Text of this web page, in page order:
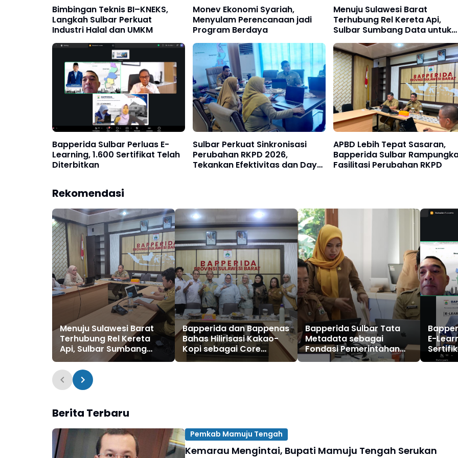
Bimbingan Teknis BI–KNEKS,
Langkah Sulbar Perkuat
Industri Halal dan UMKM
Monev Ekonomi Syariah,
Menyulam Perencanaan jadi
Program Berdaya
Menuju Sulawesi Barat
Terhubung Rel Kereta Api,
Sulbar Sumbang Data untuk
Masterplan 2026
Bapperida Sulbar Perluas E-
Learning, 1.600 Sertifikat Telah
Diterbitkan
Sulbar Perkuat Sinkronisasi
Perubahan RKPD 2026,
Tekankan Efektivitas dan Daya
APBD Lebih Tepat Sasaran,
Bapperida Sulbar
Fasilitasi Perubahan RKPD
Rekomendasi
Menuju Sulawesi Barat
Terhubung Rel Kereta
Api, Sulbar Sumbang
Data untuk Masterplan
2026
Bapperida dan Bappenas
Bahas Hilirisasi Kakao-
Kopi sebagai Core
Competence Sulbar
Bapperida Sulbar Tata
Metadata sebagai
Fondasi Pemerintahan
Digital
E-
Berita Terbaru
Pemkab Mamuju Tengah
Kemarau Mengintai, Bupati Mamuju Tengah Serukan